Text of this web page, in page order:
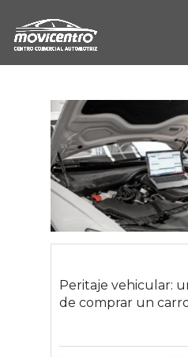
Peritaje vehicular:
de comprar un